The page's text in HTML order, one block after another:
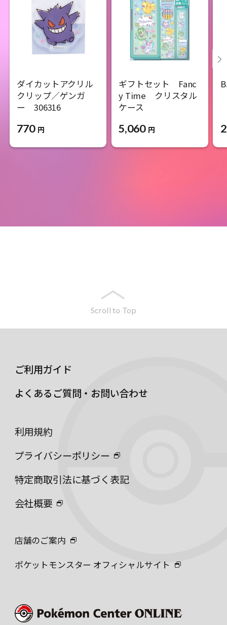
ダイカットアクリル
クリップ／ゲンガ
ー 306316
770 円
ギフトセット Fanc
y Time クリスタル
ケース
5,060 円
Scroll to Top
ご利用ガイド
よくあるご質問・お問い合わせ
利用規約
プライバシーポリシー
特定商取引法に基づく表記
会社概要
店舗のご案内
ポケットモンスター オフィシャルサイト